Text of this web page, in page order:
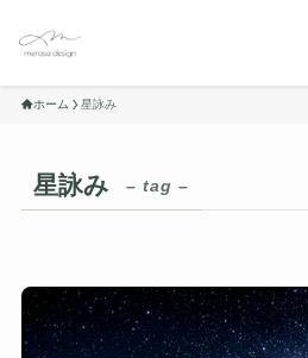
ホーム 星詠み
星詠み – tag –